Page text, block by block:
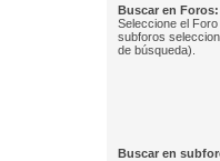
Buscar en Foros:
Seleccione el
subforos
de búsqueda).
Buscar en